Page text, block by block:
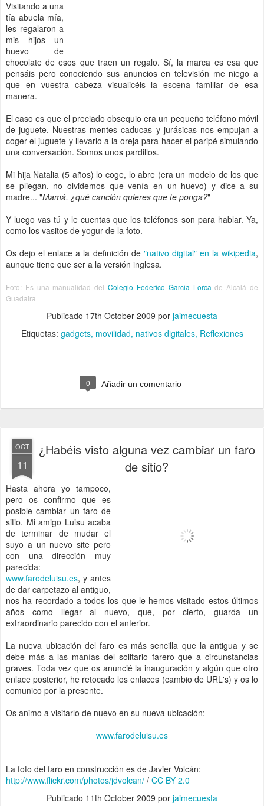
Visitando a una
tía abuela mía,
les regalaron a
mis hijos un
huevo de
chocolate de esos que traen un regalo. Sí, la marca es esa que
pensáis pero conociendo sus anuncios en televisión me niego a
que en vuestra cabeza visualicéis la escena familiar de esa
manera.
El caso es que el preciado obsequio era un pequeño teléfono móvil
de juguete. Nuestras mentes caducas y jurásicas nos empujan a
coger el juguete y llevarlo a la oreja para hacer el paripé simulando
una conversación. Somos unos pardillos.
Mi hija Natalia (5 años) lo coge, lo abre (era un modelo de los que
se pliegan, no olvidemos que venía en un huevo) y dice a su
madre... "Mamá, ¿qué canción quieres que te ponga?"
Y luego vas tú y le cuentas que los teléfonos son para hablar. Ya,
como los vasitos de yogur de la foto.
Os dejo el enlace a la definición de "nativo digital" en la wikipedia,
aunque tiene que ser a la versión inglesa.
Foto: Es una manualidad delColegio Federico Garcia Lorca de Alcalá de
Guadaira
Publicado 17th October 2009 por jaimecuesta
Etiquetas: gadgets movilidad nativos digitales Reflexiones
0 Añadir un comentario
OCT
11
¿Habéis visto alguna vez cambiar un faro
de sitio?
Hasta ahora yo tampoco,
pero os confirmo que es
posible cambiar un faro de
sitio. Mi amigo Luisu acaba
de terminar de mudar el
suyo a un nuevo site pero
con una dirección muy
parecida:
www.farodeluisu.es, y antes
de dar carpetazo al antiguo,
nos ha recordado a todos los que le hemos visitado estos últimos
años como llegar al nuevo, que, por cierto, guarda un
extraordinario parecido con el anterior.
La nueva ubicación del faro es más sencilla que la antigua y se
debe más a las manías del solitario farero que a circunstancias
graves. Toda vez que os anuncié la inauguración y algún que otro
enlace posterior, he retocado los enlaces (cambio de URL's) y os lo
comunico por la presente.
Os animo a visitarlo de nuevo en su nueva ubicación:
www.farodeluisu.es
La foto del faro en construcción es de Javier Volcán:
http://www.flickr.com/photos/jdvolcan/ / CC BY 2.0
Publicado 11th October 2009 por jaimecuesta